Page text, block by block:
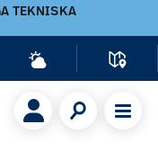
TEKNISKA